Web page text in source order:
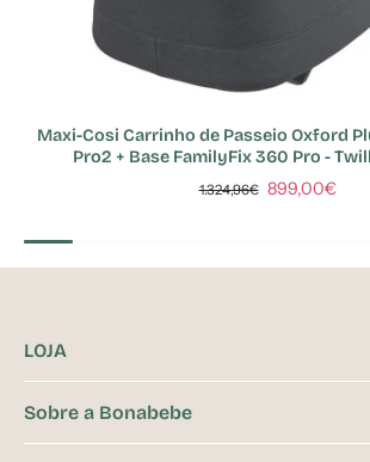
Maxi-Cosi Carrinho de Passeio Oxford
Pro2 + Base FamilyFix 360 Pro -
1.324,96€ 899,00€
LOJA
Sobre a Bonabebe